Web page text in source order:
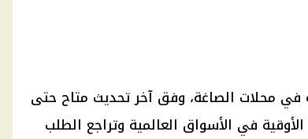
في محلات الصاغة، وفق آخر تحديث متاح حتى
في الأسواق العالمية وتراجع الطلب